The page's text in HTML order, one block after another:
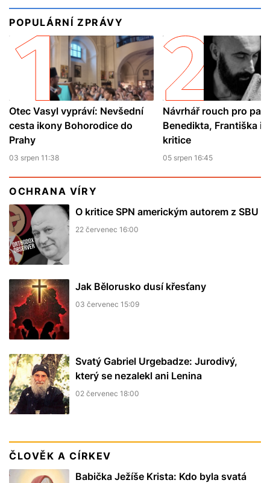
POPULÁRNÍ ZPRÁVY
Otec Vasyl vypráví: Nevšední
cesta ikony Bohorodice do
Prahy
03 srpen 11:38
Návrhář rouch pro
Benedikta, Františka i
kritice
05 srpen 16:45
OCHRANA VÍRY
O kritice SPN americkým autorem z SBU
22 červenec 16:00
Jak Bělorusko dusí křesťany
03 červenec 15:09
Svatý Gabriel Urgebadze: Jurodivý,
který se nezalekl ani Lenina
02 červenec 18:00
ČLOVĚK A CÍRKEV
Babička Ježíše Krista: Kdo byla svatá